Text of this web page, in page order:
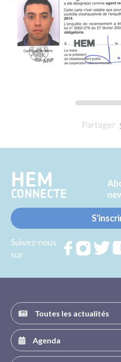
Partager
HEM
CONNECTE
Suivez-nous
sur
Rejoignez
Toutes les actualités
Agenda